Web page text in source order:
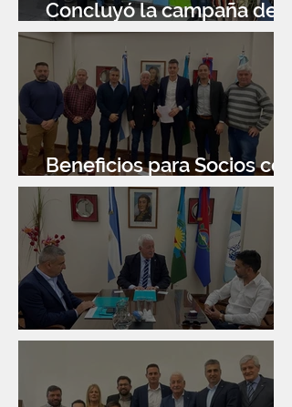
Concluyó la campaña de
donación de libros
Beneficios para Socios con
Banco Santander
Reunión con Sur Finanzas